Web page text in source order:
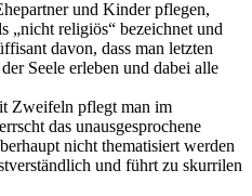
und Kinder pflegen,
„nicht religiös“ bezeichnet und
davon, dass man letzten
Seele erleben und dabei alle
Zweifeln pflegt man im
das unausgesprochene
nicht thematisiert werden
und führt zu skurrilen